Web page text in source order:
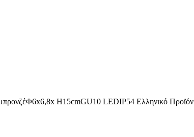
H15cmGU10 LEDIP54 Ελληνικό Προϊόν